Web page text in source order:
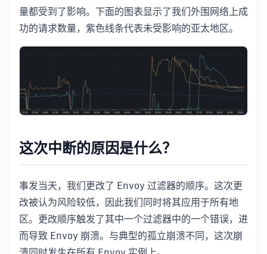
量都受到了影响。下面的图表显示了我们外围网络上成
功的请求数量，紫色线条代表未受影响的亚太地区。
这次中断的原因是什么？
事发当天，我们更改了 Envoy 过滤器的顺序。这次更
改被认为风险较低，因此我们同时将其应用于所有地
区。更改顺序触发了其中一个过滤器中的一个错误，进
而导致 Envoy 崩溃。与典型的孤立崩溃不同，这次崩